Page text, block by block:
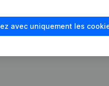
avec uniquement les
de la solvabilité